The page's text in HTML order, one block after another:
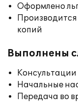
Оформлено
копий
Выполнены
Начальные
Передача во